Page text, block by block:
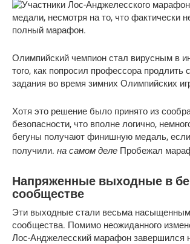
Олимпийский чемпион стал вирусным в
того, как попросил профессора продлить
задания во время зимних Олимпийских
Хотя это решение было принято из
безопасности, что вполне логично,
бегуны получают финишную медаль,
получили. на самом деле Пробежал
Напряженные выходные в
сообществе
Эти выходные стали весьма
сообщества. Помимо неожиданного
Лос-Анджелесский марафон завершился